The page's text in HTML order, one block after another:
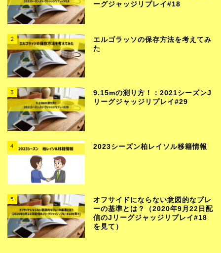
ーグジャッジリプレイ#18
2
エルゴラッソの保存方法を考えてみ
た
3
9.15mの測り方！：2021シーズンJ
リーグジャッジリプレイ#29
4 2023シーズン柏レイソル移籍情報
5
オフサイドにならない意図的なプレ
ーの基準とは？（2020年9月22日配
信のJリーグジャッジリプレイ#18
を見て）